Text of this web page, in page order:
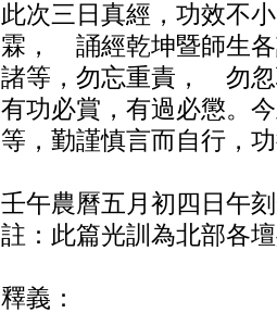
此次三日真經，功效不
霖， 誦經乾坤暨師生各
諸等，勿忘重責， 勿忽
有功必賞，有過必懲。
等，勤謹慎言而自行，
壬午農曆五月初四日午
註：此篇光訓為北部各
釋義：